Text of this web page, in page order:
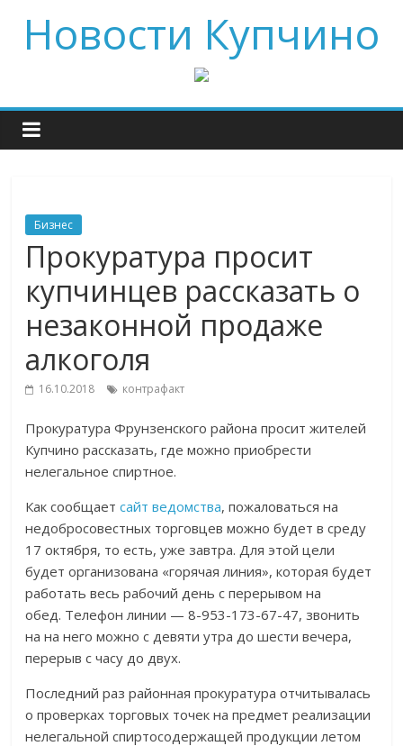
Новости Купчино
Бизнес
Прокуратура просит
купчинцев рассказать о
незаконной продаже
алкоголя
16.10.2018 контрафакт
Прокуратура Фрунзенского района просит жителей
Купчино рассказать, где можно приобрести
нелегальное спиртное.
Как сообщает сайт ведомства, пожаловаться на
недобросовестных торговцев можно будет в среду
17 октября, то есть, уже завтра. Для этой цели
будет организована «горячая линия», которая будет
работать весь рабочий день с перерывом на
обед. Телефон линии — 8-953-173-67-47, звонить
на на него можно с девяти утра до шести вечера,
перерыв с часу до двух.
Последний раз районная прокуратура отчитывалась
о проверках торговых точек на предмет реализации
нелегальной спиртосодержащей продукции летом